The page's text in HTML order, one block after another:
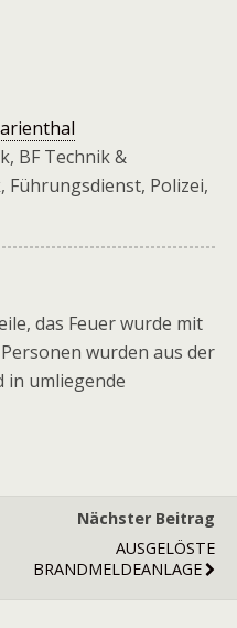
BF Technik &
Führungsdienst, Polizei,
das Feuer wurde mit
wurden aus der
umliegende
Nächster Beitrag
AUSGELÖSTE
BRANDMELDEANLAGE